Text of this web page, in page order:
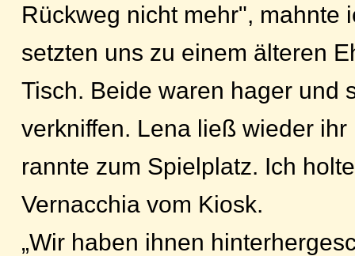
Rückweg nicht mehr", mahnte
setzten uns zu einem älteren
Tisch. Beide waren hager und
verkniffen. Lena ließ wieder
rannte zum Spielplatz. Ich
Vernacchia vom Kiosk.
„Wir haben ihnen